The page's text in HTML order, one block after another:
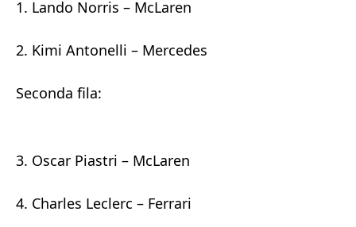
1. Lando Norris – McLaren
2. Kimi Antonelli – Mercedes
Seconda fila:
3. Oscar Piastri – McLaren
4. Charles Leclerc – Ferrari